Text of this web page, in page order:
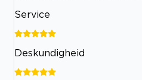
Service
Deskundigheid